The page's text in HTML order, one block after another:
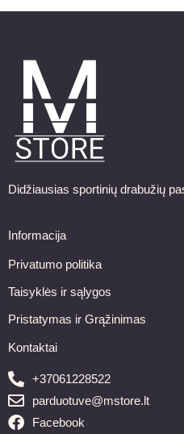
Didžiausias sportinių drabužių
Informacija
Privatumo politika
Taisyklės ir sąlygos
Pristatymas ir Grąžinimas
Kontaktai
+37061228522
parduotuve@mstore.lt
Facebook